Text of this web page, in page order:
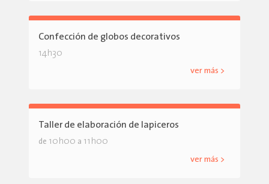
Confección de globos decorativos
14h30
ver más >
Taller de elaboración de lapiceros
de 10h00 a 11h00
ver más >